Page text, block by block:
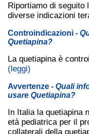
Riportiamo di seguito
diverse indicazioni
Controindicazioni -
Quetiapina?
La quetiapina è
(leggi)
Avvertenze - Quali
usare Quetiapina?
In Italia la quetiapina
età pediatrica per il
collaterali della